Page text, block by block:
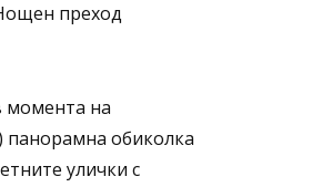
преход
момента на
панорамна обиколка
улички с